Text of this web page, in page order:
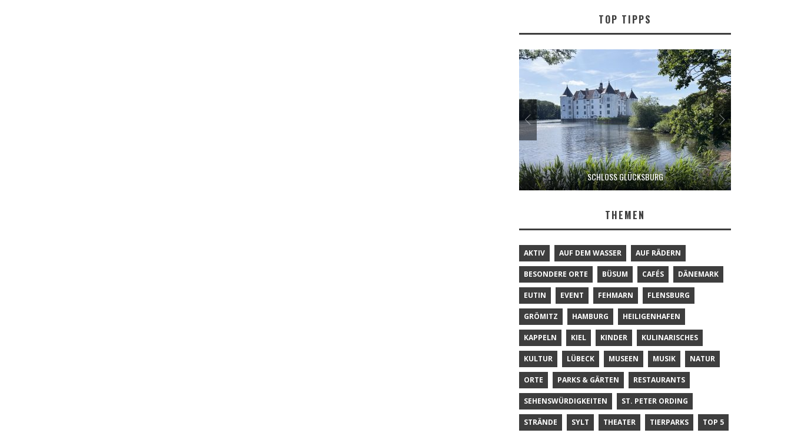
TOP TIPPS
SCHLOSS GLÜCKSBURG
THEMEN
AKTIV AUF DEM WASSER AUF RÄDERN
BESONDERE ORTE BÜSUM CAFÉS DÄNEMARK
EUTIN EVENT FEHMARN FLENSBURG
GRÖMITZ HAMBURG HEILIGENHAFEN
KAPPELN KIEL KINDER KULINARISCHES
KULTUR LÜBECK MUSEEN MUSIK NATUR
ORTE PARKS & GÄRTEN RESTAURANTS
SEHENSWÜRDIGKEITEN ST. PETER ORDING
STRÄNDE SYLT THEATER TIERPARKS TOP 5